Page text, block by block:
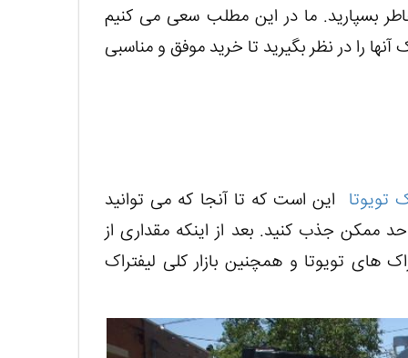
بسپارید. ما در این مطلب سعی می کنیم
آنها را در نظر بگیرید تا خرید موفق و مناسبی
تویوتا این است که تا آنجا که می توانید
حد ممکن جذب کنید. بعد از اینکه مقداری از
های تویوتا و همچنین بازار کلی لیفتراک